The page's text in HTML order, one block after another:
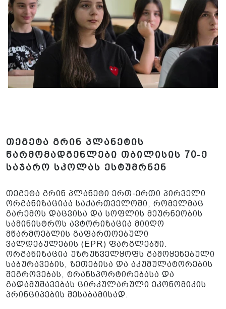
თეგეტა გრინ პლანეტის
წარმომადგენლები თბილისის 70-ე
საჯარო სკოლას ესტუმრნენ
თეგეტა გრინ პლანეტი ერთ-ერთი პირველი
ორგანიზაციაა საქართველოში, რომელმაც
გარემოს დაცვისა და სოფლის მეურნეობის
სამინისტროს ავტორიზაცია მიიღო
მწარმოებლის გაფართოებული
ვალდებულების (EPR) ფარგლებში.
ორგანიზაცია უზრუნველყოფს გამოყენებული
საბურავების, ზეთებისა და აკუმულატორების
შეგროვებას, ტრანსპორტირებასა და
გადამუშავებას ცირკულარული ეკონომიკის
პრინციპების შესაბამისად.